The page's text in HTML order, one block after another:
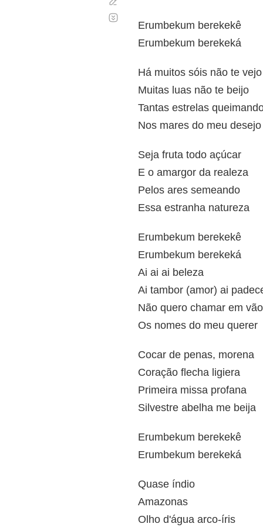
Erumbekum berekekê
Erumbekum berekeká
Há muitos sóis não te vejo
Muitas luas não te beijo
Tantas estrelas
Nos mares do meu desejo
Seja fruta todo açúcar
E o amargor da realeza
Pelos ares semeando
Essa estranha natureza
Erumbekum berekekê
Erumbekum berekeká
Ai ai ai beleza
Ai tambor (amor) ai
Não quero chamar em vão
Os nomes do meu querer
Cocar de penas, morena
Coração flecha ligiera
Primeira missa profana
Silvestre abelha me beija
Erumbekum berekekê
Erumbekum berekeká
Quase índio
Amazonas
Olho d'água arco-íris
automático